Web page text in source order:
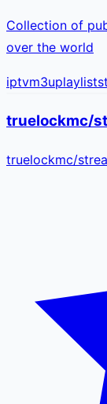
Collection of
over the world
iptvm3uplaylist
truelockmc/
truelockmc/